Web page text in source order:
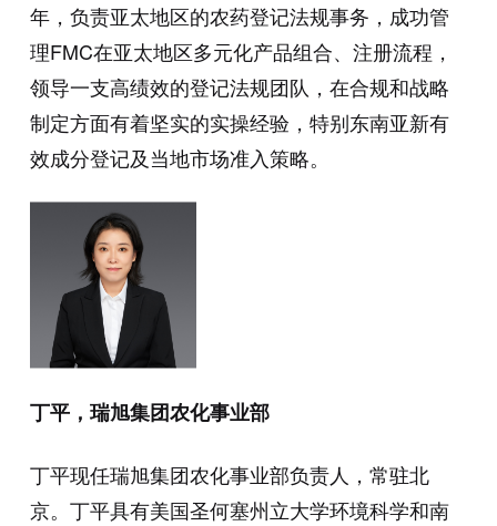
年，负责亚太地区的农药登记法规事务，成功管
理FMC在亚太地区多元化产品组合、注册流程，
领导一支高绩效的登记法规团队，在合规和战略
制定方面有着坚实的实操经验，特别东南亚新有
效成分登记及当地市场准入策略。
丁平，瑞旭集团农化事业部
丁平现任瑞旭集团农化事业部负责人，常驻北
京。丁平具有美国圣何塞州立大学环境科学和南